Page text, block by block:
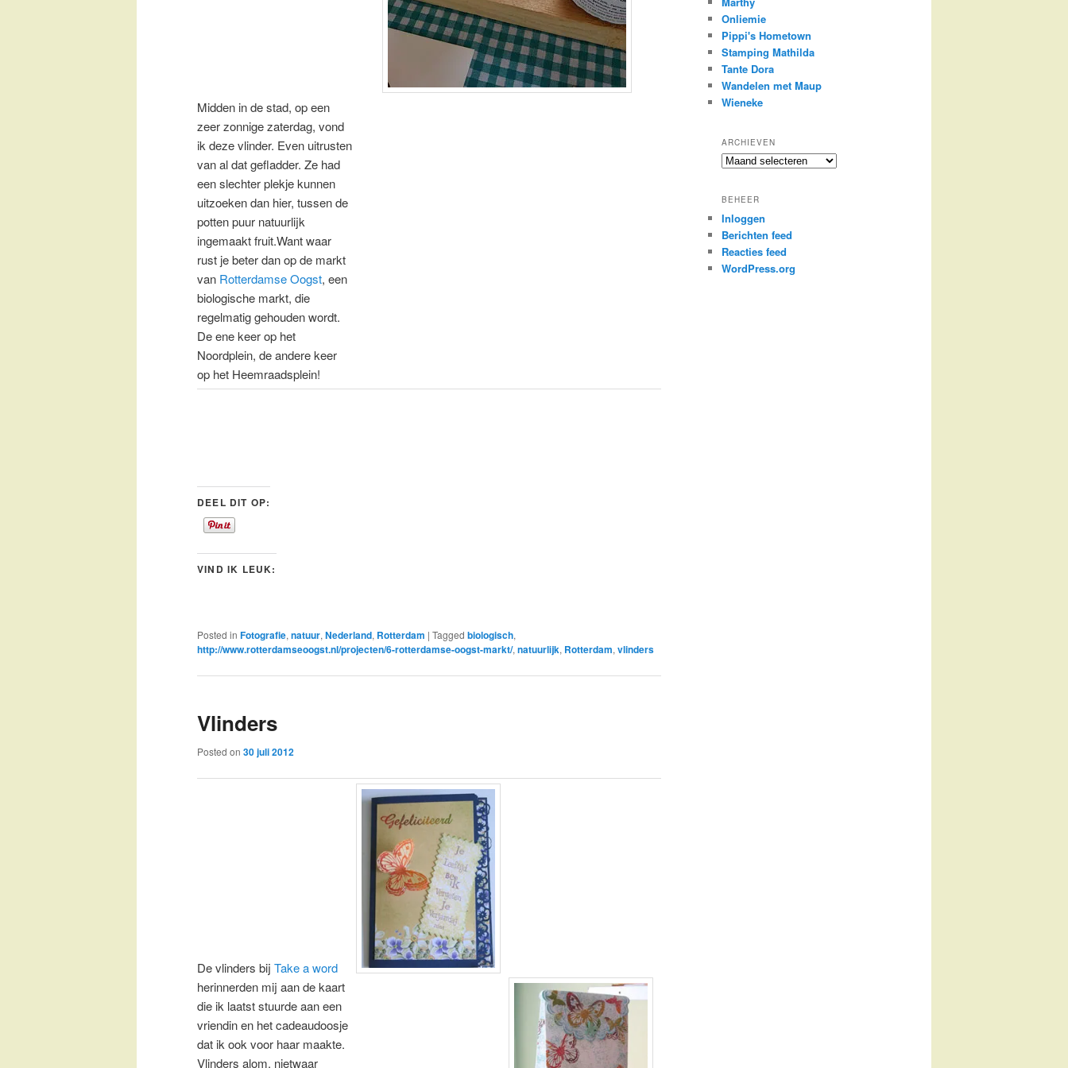
Midden in de stad, op een
zeer zonnige zaterdag, vond
ik deze vlinder. Even uitrusten
van al dat gefladder. Ze had
een slechter plekje kunnen
uitzoeken dan hier, tussen de
potten puur natuurlijk
ingemaakt fruit.Want waar
rust je beter dan op de markt
van Rotterdamse Oogst, een
biologische markt, die
regelmatig gehouden wordt.
De ene keer op het
Noordplein, de andere keer
op het Heemraadsplein!
DEEL DIT OP:
VIND IK LEUK:
Posted in Fotografie, natuur, Nederland, Rotterdam | Tagged biologisch,
http://www.rotterdamseoogst.nl/projecten/6-rotterdamse-oogst-markt/, natuurlijk, Rotterdam, vlinders
Vlinders
Posted on 30 juli 2012
De vlinders bij Take a word
herinnerden mij aan de kaart
die ik laatst stuurde aan een
vriendin en het cadeaudoosje
dat ik ook voor haar maakte.
Vlinders alom, nietwaar
Onliemie
Pippi's Hometown
Stamping Mathilda
Tante Dora
Wandelen met Maup
Wieneke
ARCHIEVEN
Archieven
BEHEER
Inloggen
Berichten feed
Reacties feed
WordPress.org